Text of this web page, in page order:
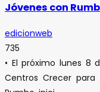
Jóvenes con
edicionweb
735
• El próximo lunes 8
Centros Crecer para